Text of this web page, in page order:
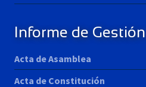
Informe de Gestión
Acta de Asamblea
Acta de Constitución